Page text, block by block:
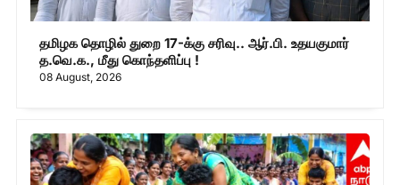
தமிழக தொழில் துறை 17-க்கு சரிவு.. ஆர்.பி. உதயகுமார்
த.வெ.க., மீது கொந்தளிப்பு !
08 August, 2026